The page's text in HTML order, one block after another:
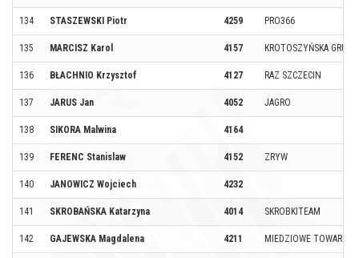
134 STASZEWSKI Piotr 4259 PRO366
135 MARCISZ Karol 4157 KROTOSZYŃSKA
136 BŁACHNIO Krzysztof 4127 RAZ SZCZECIN
137 JARUS Jan 4052 JAGRO
138 SIKORA Malwina 4164
139 FERENC Stanislaw 4152 ZRYW
140 JANOWICZ Wojciech 4232
141 SKROBAŃSKA Katarzyna 4014 SKROBKITEAM
142 GAJEWSKA Magdalena 4211 MIEDZIOWE